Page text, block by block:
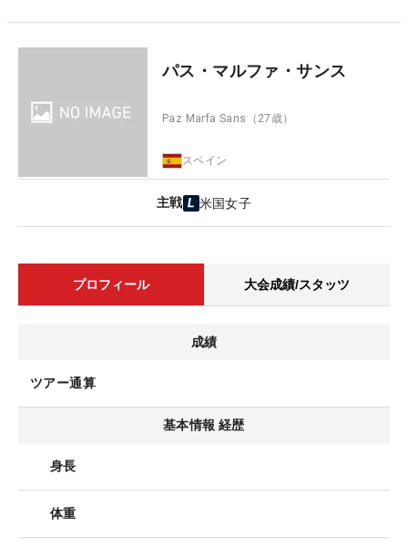
パス・マルファ・サンス
Paz Marfa Sans （27歳）
スペイン
主戦 米国女子
プロフィール 大会成績/スタッツ
成績
ツアー通算
基本情報 経歴
身長
体重